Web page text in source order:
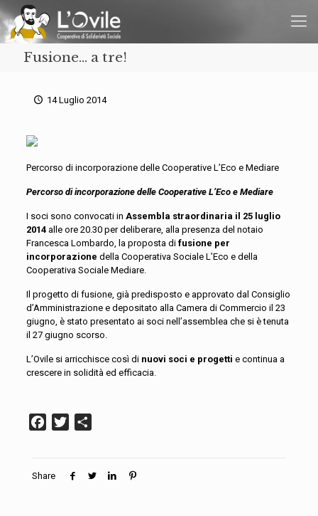
Fusione… a tre!
14 Luglio 2014
Percorso di incorporazione delle Cooperative L’Eco e Mediare
Percorso di incorporazione delle Cooperative L’Eco e Mediare
I soci sono convocati in Assembla straordinaria il 25 luglio
2014alle ore 20.30 per deliberare, alla presenza del notaio
Francesca Lombardo, la proposta di fusione per
incorporazione della Cooperativa Sociale L’Eco e della
Cooperativa Sociale Mediare.
Il progetto di fusione, già predisposto e approvato dal Consiglio
d’Amministrazione e depositato alla Camera di Commercio il 23
giugno, è stato presentato ai soci nell’assemblea che si è tenuta
il 27 giugno scorso.
L’Ovile si arricchisce così di nuovi soci e progetti e continua a
crescere in solidità ed efficacia.
Facebook
Twitter
Share